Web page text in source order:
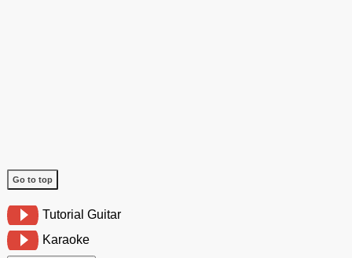
Go to top
Tutorial Guitar
Karaoke